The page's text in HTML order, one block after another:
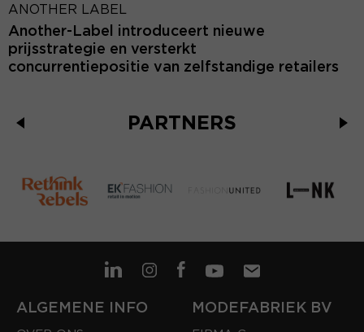
ANOTHER LABEL
Another-Label introduceert nieuwe
prijsstrategie en versterkt
concurrentiepositie van zelfstandige retailers
PARTNERS
ALGEMENE INFO MODEFABRIEK BV